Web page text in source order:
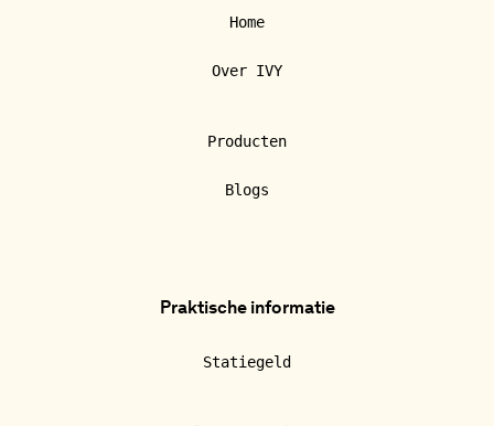
Home
Over IVY
Producten
Blogs
Praktische informatie
Statiegeld